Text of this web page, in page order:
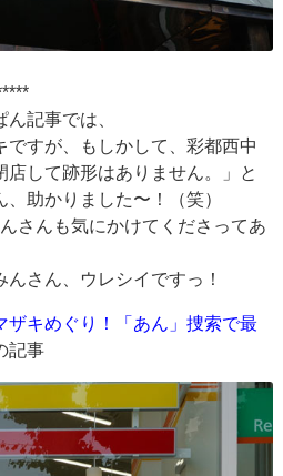
記事では、
ですが、もしかして、彩都西中
して跡形はありません。」と
助かりました〜！（笑）
さんも気にかけてくださってあ
さん、ウレシイですっ！
ザキめぐり！「あん」捜索で最
記事